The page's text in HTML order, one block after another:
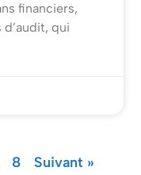
financiers,
qui
8 Suivant »